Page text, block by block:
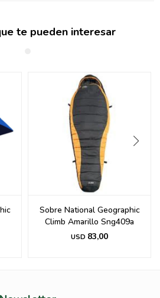
te pueden interesar
Sobre National Geographic
Climb Amarillo Sng409a
USD 83,00